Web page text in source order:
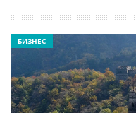
БИЗНЕС